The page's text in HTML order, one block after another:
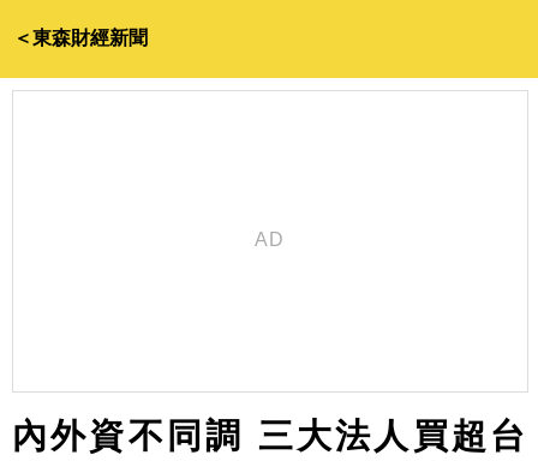
＜東森財經新聞
內外資不同調 三大法人買超台